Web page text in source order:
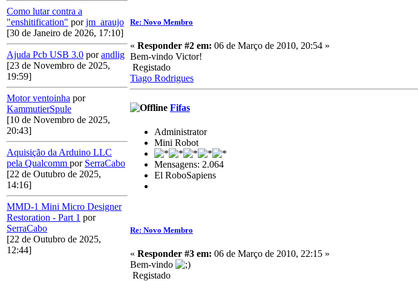
Como lutar contra a
"enshitification" porjm_araujo
[30 de Janeiro de 2026, 17:10]
Ajuda Pcb USB 3.0 porandlig
[23 de Novembro de 2025,
19:59]
Motor ventoinha por
KammutierSpule
[10 de Novembro de 2025,
20:43]
Aquisição da Arduino LLC
pela Qualcomm por SerraCabo
[22 de Outubro de 2025,
14:16]
MMD-1 Mini Micro Designer
Restoration - Part 1 por
SerraCabo
[22 de Outubro de 2025,
12:44]
Re: Novo Membro
« Responder #2 em: 06 de Março de 2010, 20:54 »
Bem-vindo Victor!
Registado
Tiago Rodrigues
Fifas
Administrator
Mini Robot
Mensagens: 2.064
El RoboSapiens
Re: Novo Membro
« Responder #3 em: 06 de Março de 2010, 22:15 »
Bem-vindo
Registado